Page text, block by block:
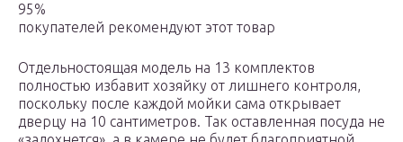
95%
покупателей рекомендуют этот товар
Отдельностоящая модель на 13 комплектов
полностью избавит хозяйку от лишнего контроля,
поскольку после каждой мойки сама открывает
дверцу на 10 сантиметров. Так оставленная посуда не